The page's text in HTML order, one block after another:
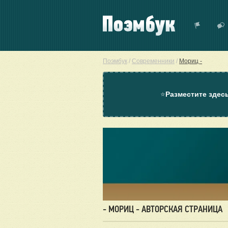
Поэмбук / Современники / Мориц -
⭐Разместите
- МОРИЦ - АВТОРСКАЯ СТРАНИЦА